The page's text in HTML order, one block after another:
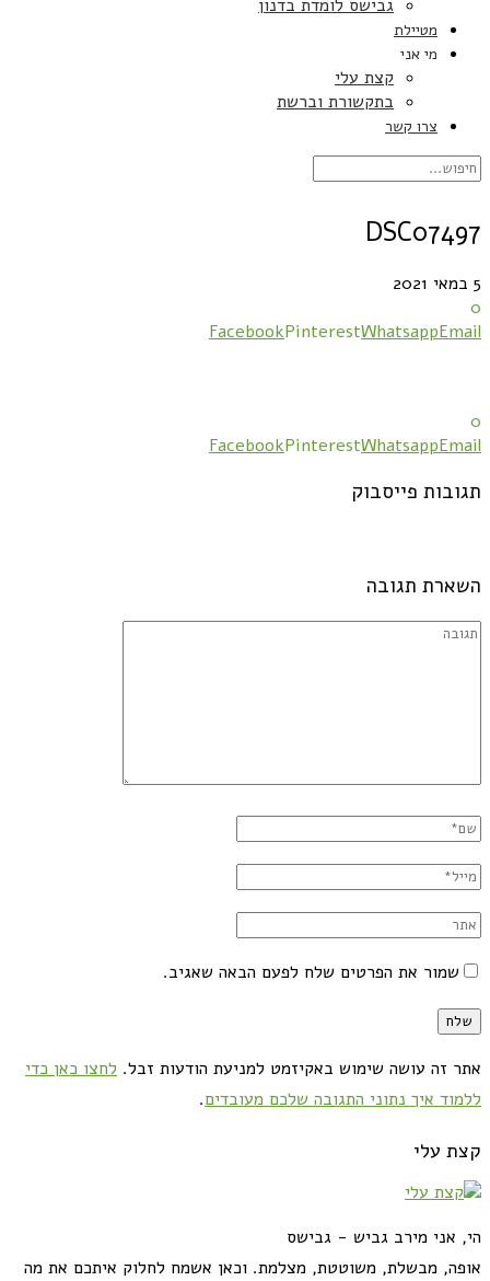
גבישס לומדת בדנון
מטיילת
מי אני
קצת עלי
בתקשורת וברשת
צרו קשר
DSC07497
5 במאי 2021
0
FacebookPinterestWhatsappEmail
0
FacebookPinterestWhatsappEmail
תגובות פייסבוק
השארת תגובה
שמור את הפרטים שלח לפעם הבאה שאגיב.
אתר זה עושה שימוש באקיזמט למניעת הודעות זבל. לחצו כאן כדי
ללמוד איך נתוני התגובה שלכם מעובדים.
קצת עלי
הי, אני מירב גביש - גבישס
אופה, מבשלת, משוטטת, מצלמת. וכאן אשמח לחלוק איתכם את מה